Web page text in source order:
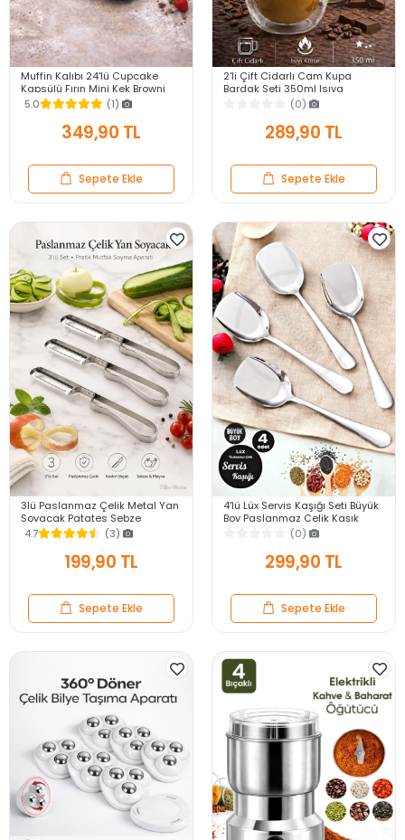
Muffin Kalıbı 24'lü Cupcake
Kapsülü Fırın Mini Kek Browni
Kekstra Kurabiye Kalıbı Muffin
Baking Pan
5.0 (1)
349,90 TL
Sepete Ekle
2'li Çift Cidarlı Cam Kupa
Bardak Seti 350ml Isıya
Dayanıklı Espresso Sunum
Kulplu Kahve Bardağı
(0)
289,90 TL
Sepete Ekle
3lü Paslanmaz Çelik Metal Yan
Soyacak Patates Sebze
Salatalık Havuç Soyacağı
Mutfak Soyma Aparatı
4.7 (3)
199,90 TL
Sepete Ekle
4'lü Lüx Servis Kaşığı Seti Büyük
Boy Paslanmaz Çelik Kaşık
Salata Yemek Mutfak Kaşığı
(0)
299,90 TL
Sepete Ekle